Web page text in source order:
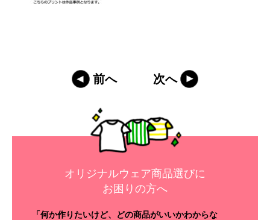
前へ 次へ
オリジナルウェア商品選びに
お困りの方へ
「何か作りたいけど、どの商品がいいかわからな